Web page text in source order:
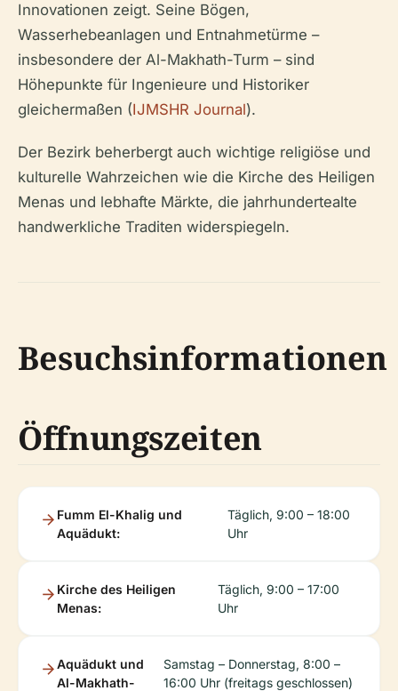
Innovationen zeigt. Seine Bögen,
Wasserhebeanlagen und Entnahmetürme –
insbesondere der Al-Makhath-Turm – sind
Höhepunkte für Ingenieure und Historiker
gleichermaßen (IJMSHR Journal).
Der Bezirk beherbergt auch wichtige religiöse und
kulturelle Wahrzeichen wie die Kirche des Heiligen
Menas und lebhafte Märkte, die jahrhundertealte
handwerkliche Traditen widerspiegeln.
Besuchsinformationen
Öffnungszeiten
Fumm El-Khalig und
Aquädukt:
Täglich, 9:00 – 18:00
Uhr
Kirche des Heiligen
Menas:
Täglich, 9:00 – 17:00
Uhr
Aquädukt und
Al-Makhath-
Samstag – Donnerstag, 8:00 –
16:00 Uhr (freitags geschlossen)